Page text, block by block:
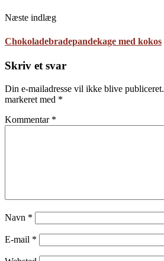
Næste indlæg
Chokoladebradepandekage med kokos
Skriv et svar
Din e-mailadresse vil ikke blive publiceret.
markeret med *
Kommentar *
Navn *
E-mail *